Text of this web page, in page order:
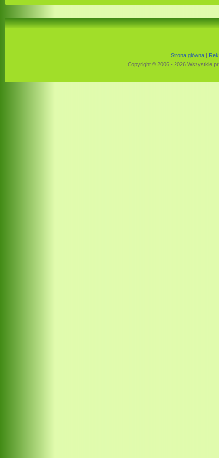
Strona główna|
Copyright © 2006 - 2026 Wszystkie